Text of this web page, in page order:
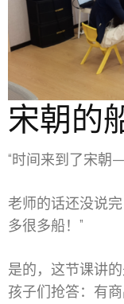
宋朝的
“时间来到了宋朝
老师的话还没说
多很多船！”
是的，这节课讲
孩子们抢答：有